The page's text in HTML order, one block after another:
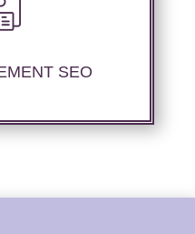
SEO
et un rapport de
vous permettre